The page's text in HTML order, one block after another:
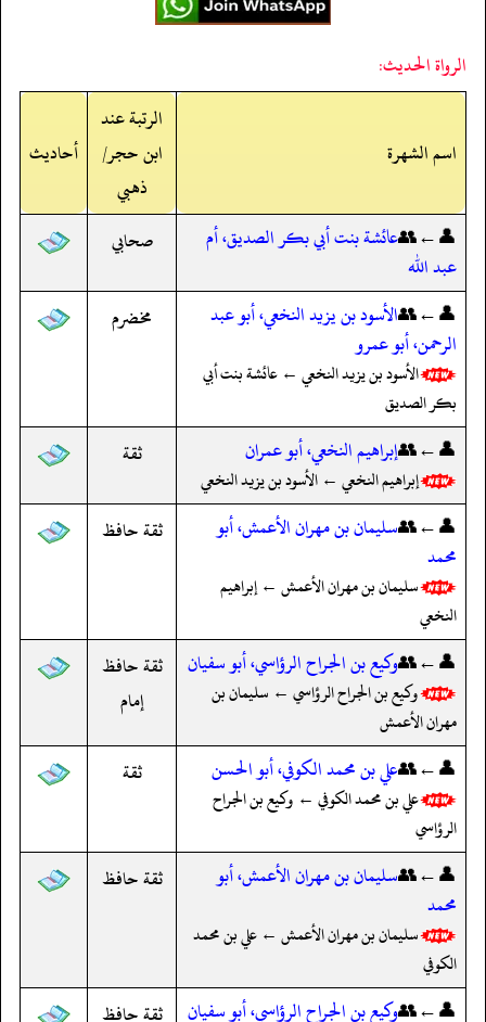
الرواة الحديث:
اسم الشهرة
الرتبة عند
ابن حجر/
ذهبي
أحاديث
👤←👥عائشة بنت أبي بكر الصديق، أم
عبد الله
صحابي
👤←👥الأسود بن يزيد النخعي، أبو عبد
الرحمن، أبو عمرو
الأسود بن يزيد النخعي ← عائشة بنت أبي
بكر الصديق
مخضرم
👤←👥إبراهيم النخعي، أبو عمران
إبراهيم النخعي ← الأسود بن يزيد النخعي
ثقة
👤←👥سليمان بن مهران الأعمش، أبو
محمد
سليمان بن مهران الأعمش ← إبراهيم
النخعي
ثقة حافظ
👤←👥وكيع بن الجراح الرؤاسي، أبو سفيان
وكيع بن الجراح الرؤاسي ← سليمان بن
مهران الأعمش
ثقة حافظ
إمام
👤←👥علي بن محمد الكوفي، أبو الحسن
علي بن محمد الكوفي ← وكيع بن الجراح
الرؤاسي
ثقة
👤←👥سليمان بن مهران الأعمش، أبو
محمد
سليمان بن مهران الأعمش ← علي بن محمد
الكوفي
ثقة حافظ
👤←👥وكيع بن الجراح الرؤاسي، أبو سفيان ثقة حافظ